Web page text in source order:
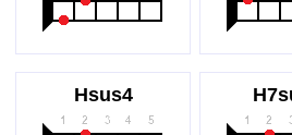
Hsus4